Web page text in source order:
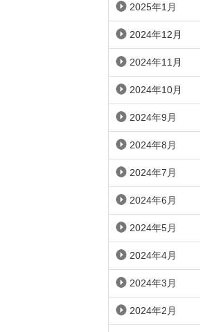
2025年1月
2024年12月
2024年11月
2024年10月
2024年9月
2024年8月
2024年7月
2024年6月
2024年5月
2024年4月
2024年3月
2024年2月